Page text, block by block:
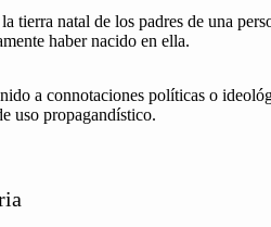
tierra natal de los padres de una
haber nacido en ella.
a connotaciones políticas o
uso propagandístico.